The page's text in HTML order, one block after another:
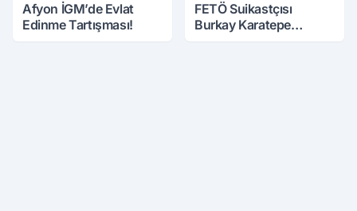
Afyon İGM’de Evlat
Edinme Tartışması!
FETÖ Suikastçısı
Burkay Karatepe